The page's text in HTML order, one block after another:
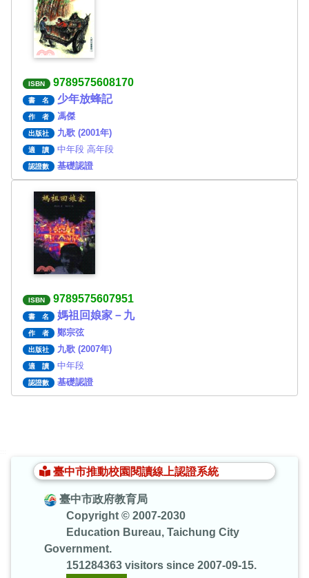
ISBN 9789575608170
書 名 少年放蜂記
作 者 馮傑
出版社 九歌 (2001年)
適 讀 中年段 高年段
認證數 基礎認證
ISBN 9789575607951
書 名 媽祖回娘家－九
作 者 鄭宗弦
出版社 九歌 (2007年)
適 讀 中年段
認證數 基礎認證
臺中市推動校園閱讀線上認證系統
臺中市政府教育局
Copyright © 2007-2030
Education Bureau, Taichung City
Government.
151284363 visitors since 2007-09-15.